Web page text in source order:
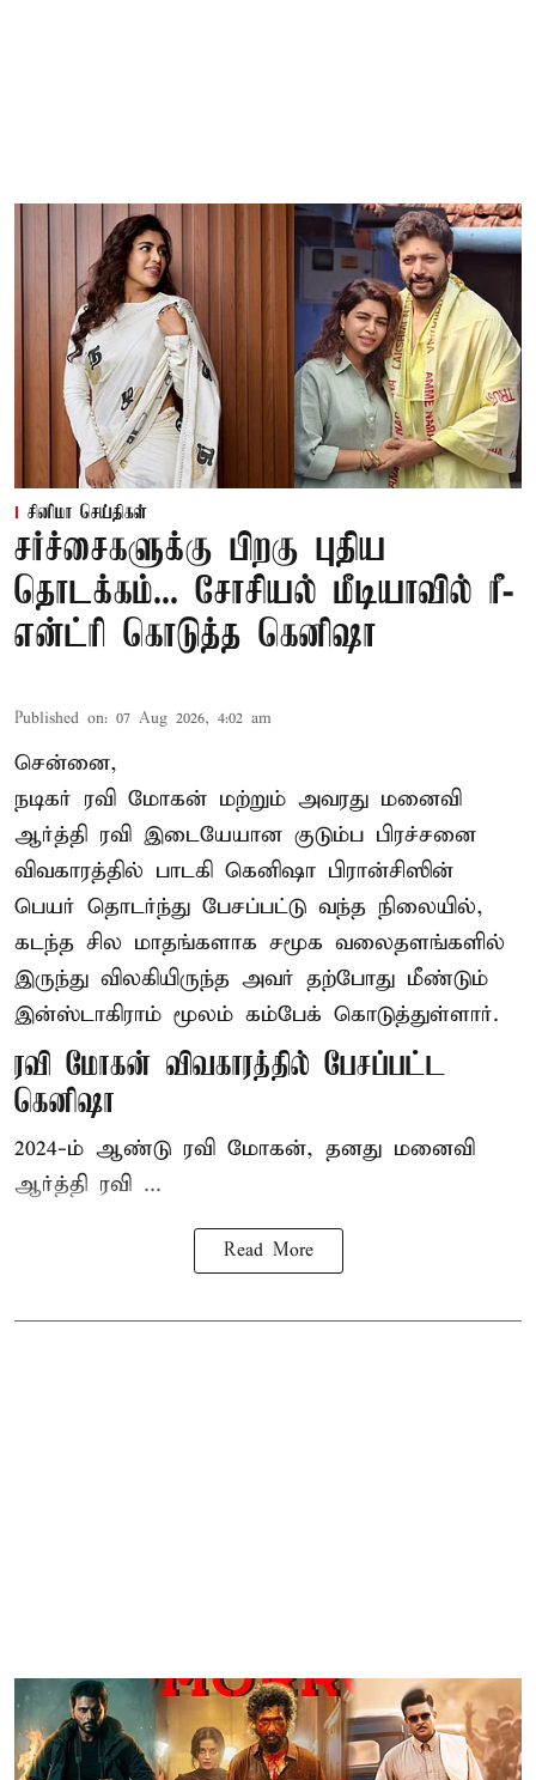
சினிமா செய்திகள்
சர்ச்சைகளுக்கு பிறகு புதிய
தொடக்கம்... சோசியல் மீடியாவில் ரீ-
என்ட்ரி கொடுத்த கெனிஷா
Published on: 07 Aug 2026, 4:02 am
சென்னை,
நடிகர் ரவி மோகன் மற்றும் அவரது மனைவி
ஆர்த்தி ரவி இடையேயான குடும்ப பிரச்சனை
விவகாரத்தில் பாடகி கெனிஷா பிரான்சிஸின்
பெயர் தொடர்ந்து பேசப்பட்டு வந்த நிலையில்,
கடந்த சில மாதங்களாக சமூக வலைதளங்களில்
இருந்து விலகியிருந்த அவர் தற்போது மீண்டும்
இன்ஸ்டாகிராம் மூலம் கம்பேக் கொடுத்துள்ளார்.
ரவி மோகன் விவகாரத்தில் பேசப்பட்ட
கெனிஷா
2024-ம் ஆண்டு ரவி மோகன், தனது மனைவி
ஆர்த்தி ரவி ...
Read More